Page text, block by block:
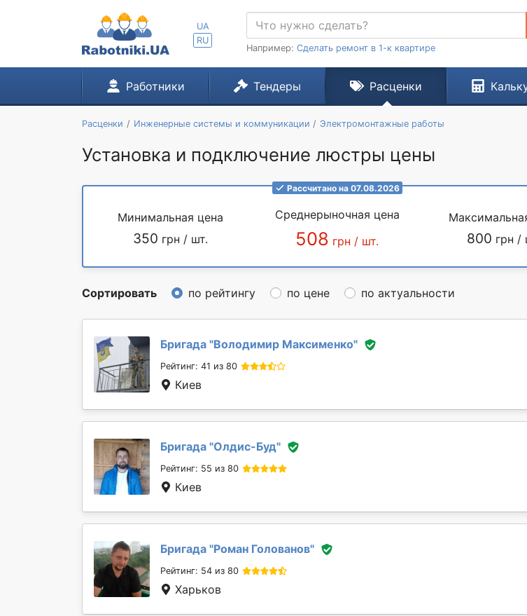
UA
RU
Например: Сделать ремонт в 1-к квартире
Работники Тендеры Расценки
Расценки Инженерные системы и коммуникации Электромонтажные работы
Установка и подключение люстры цены
Рассчитано на 07.08.2026
Минимальная цена
350 грн / шт.
Среднерыночная цена
508 грн / шт. 800 грн /
Сортировать по рейтингу по цене по актуальности
Бригада "Володимир Максименко"
Рейтинг: 41 из 80
Киев
Бригада "Олдис-Буд"
Рейтинг: 55 из 80
Киев
Бригада "Роман Голованов"
Рейтинг: 54 из 80
Харьков